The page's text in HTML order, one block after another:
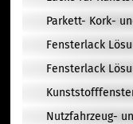
Parkett- Kork-
Fensterlack
Fensterlack
Nutzfahrzeug-